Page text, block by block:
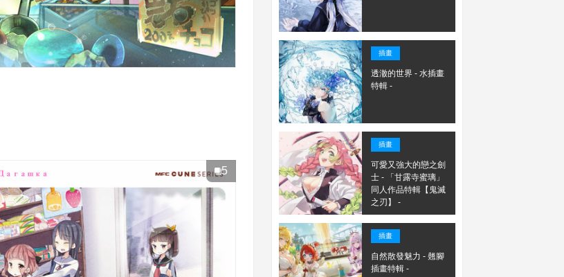
5
插畫
透澈的世界 - 水插畫
特輯 -
插畫
可愛又強大的戀之劍
士 - 「甘露寺蜜璃」
同人作品特輯【鬼滅
之刃】 -
插畫
自然散發魅力 - 翹腳
插畫特輯 -